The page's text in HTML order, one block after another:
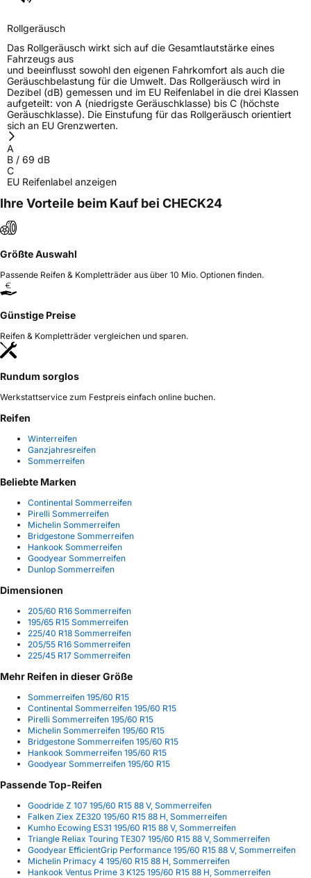
Rollgeräusch
Das Rollgeräusch wirkt sich auf die Gesamtlautstärke eines
Fahrzeugs aus
und beeinflusst sowohl den eigenen Fahrkomfort als auch die
Geräuschbelastung für die Umwelt. Das Rollgeräusch wird in
Dezibel (dB) gemessen und im EU Reifenlabel in die drei Klassen
aufgeteilt: von A (niedrigste Geräuschklasse) bis C (höchste
Geräuschklasse). Die Einstufung für das Rollgeräusch orientiert
sich an EU Grenzwerten.
A
B / 69 dB
C
EU Reifenlabel anzeigen
Ihre Vorteile beim Kauf bei CHECK24
Größte Auswahl
Passende Reifen & Kompletträder aus über 10 Mio. Optionen finden.
Günstige Preise
Reifen & Kompletträder vergleichen und sparen.
Rundum sorglos
Werkstattservice zum Festpreis einfach online buchen.
Reifen
Winterreifen
Ganzjahresreifen
Sommerreifen
Beliebte Marken
Continental Sommerreifen
Pirelli Sommerreifen
Michelin Sommerreifen
Bridgestone Sommerreifen
Hankook Sommerreifen
Goodyear Sommerreifen
Dunlop Sommerreifen
Dimensionen
205/60 R16 Sommerreifen
195/65 R15 Sommerreifen
225/40 R18 Sommerreifen
205/55 R16 Sommerreifen
225/45 R17 Sommerreifen
Mehr Reifen in dieser Größe
Sommerreifen 195/60 R15
Continental Sommerreifen 195/60 R15
Pirelli Sommerreifen 195/60 R15
Michelin Sommerreifen 195/60 R15
Bridgestone Sommerreifen 195/60 R15
Hankook Sommerreifen 195/60 R15
Goodyear Sommerreifen 195/60 R15
Passende Top-Reifen
Goodride Z 107 195/60 R15 88 V, Sommerreifen
Falken Ziex ZE320 195/60 R15 88 H, Sommerreifen
Kumho Ecowing ES31 195/60 R15 88 V, Sommerreifen
Triangle Reliax Touring TE307 195/60 R15 88 V, Sommerreifen
Goodyear EfficientGrip Performance 195/60 R15 88 V, Sommerreifen
Michelin Primacy 4 195/60 R15 88 H, Sommerreifen
Hankook Ventus Prime 3 K125 195/60 R15 88 H, Sommerreifen